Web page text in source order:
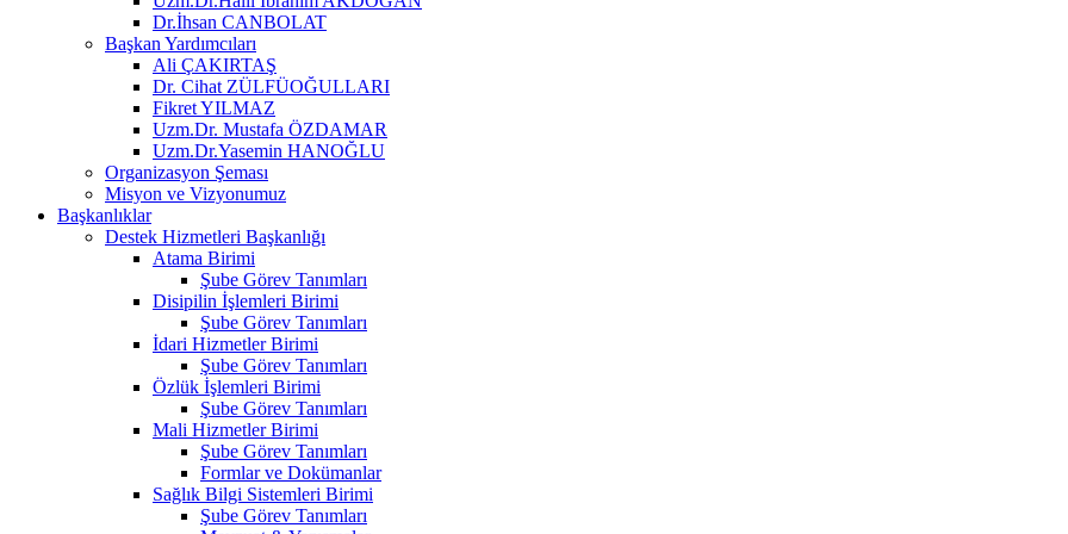
Dr.İhsan CANBOLAT
Başkan Yardımcıları
Ali ÇAKIRTAŞ
Dr. Cihat ZÜLFÜOĞULLARI
Fikret YILMAZ
Uzm.Dr. Mustafa ÖZDAMAR
Uzm.Dr.Yasemin HANOĞLU
Organizasyon Şeması
Misyon ve Vizyonumuz
Başkanlıklar
Destek Hizmetleri Başkanlığı
Atama Birimi
Şube Görev Tanımları
Disipilin İşlemleri Birimi
Şube Görev Tanımları
İdari Hizmetler Birimi
Şube Görev Tanımları
Özlük İşlemleri Birimi
Şube Görev Tanımları
Mali Hizmetler Birimi
Şube Görev Tanımları
Formlar ve Dokümanlar
Sağlık Bilgi Sistemleri Birimi
Şube Görev Tanımları